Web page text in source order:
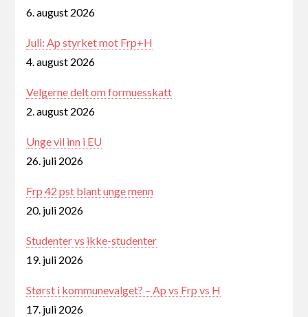
6. august 2026
Juli: Ap styrket mot Frp+H
4. august 2026
Velgerne delt om formuesskatt
2. august 2026
Unge vil inn i EU
26. juli 2026
Frp 42 pst blant unge menn
20. juli 2026
Studenter vs ikke-studenter
19. juli 2026
Størst i kommunevalget? – Ap vs Frp vs H
17. juli 2026